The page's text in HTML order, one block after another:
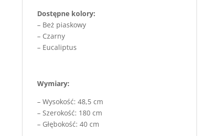
Dostępne kolory:
– Beż piaskowy
– Czarny
– Eucaliptus
Wymiary:
– Wysokość: 48,5 cm
– Szerokość: 180 cm
– Głębokość: 40 cm